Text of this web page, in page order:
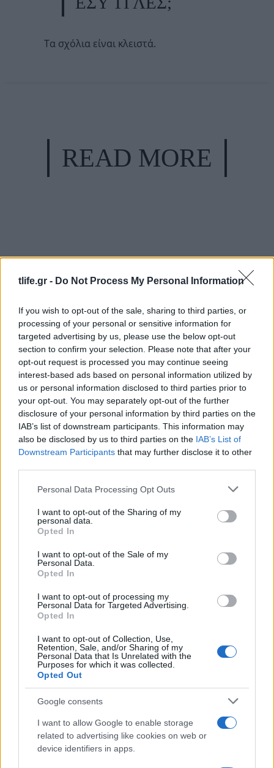
tlife.gr - Do Not Process My Personal Information
If you wish to opt-out of the sale, sharing to third parties, or
processing of your personal or sensitive information for
targeted advertising by us, please use the below opt-out
section to confirm your selection. Please note that after your
opt-out request is processed you may continue seeing
interest-based ads based on personal information utilized by
us or personal information disclosed to third parties prior to
your opt-out. You may separately opt-out of the further
disclosure of your personal information by third parties on the
IAB’s list of downstream participants. This information may
also be disclosed by us to third parties on the IAB’s List of
Downstream Participants that may further disclose it to other
Please note that this website/app uses one or more Google
not limited to your visit or usage behaviour. You may click to
grant or deny consent to Google and its third-party tags to
use your data for below specified purposes in below Google
consent section.
Personal Data Processing Opt Outs
I want to opt-out of the Sharing of my
personal data.
Opted In
I want to opt-out of the Sale of my
Personal Data.
Opted In
I want to opt-out of processing my
Personal Data for Targeted Advertising.
Opted In
I want to opt-out of Collection, Use,
Retention, Sale, and/or Sharing of my
Personal Data that Is Unrelated with the
Purposes for which it was collected.
Opted Out
Google consents
I want to allow Google to enable storage
related to advertising like cookies on web or
device identifiers in apps.
Τα σχόλια είναι κλειστά.
READ MORE
Χαίρεσαι πραγματικά όταν ο σύντροφός σου
πετυχαίνει κάτι;
09.08.2026
Αμαλία Κωστοπούλου – Τζέικ Μέντγουελ: Ζουν
τη δική τους «Dolce Vita» – Ο μήνας του μέλιτος
με σκάφος στην Ιταλία συνεχίζεται
09.08.2026